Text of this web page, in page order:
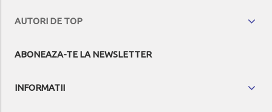
AUTORI DE TOP
ABONEAZA-TE LA NEWSLETTER
INFORMATII